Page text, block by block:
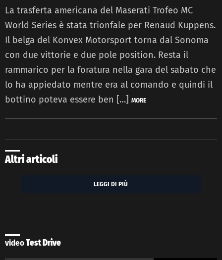
La trasferta americana del Maserati Trofeo MC
World Series è stata trionfale per Renaud Kuppens.
Il belga del Konvex Motorsport torna dal Sonoma
con due vittorie e due pole position. Resta il
rammarico per la foratura nella gara del sabato che
lo ha appiedato mentre era al comando e quindi il
bottino poteva essere ben […] MORE
Altri articoli
LEGGI DI PIÙ
videoTest Drive